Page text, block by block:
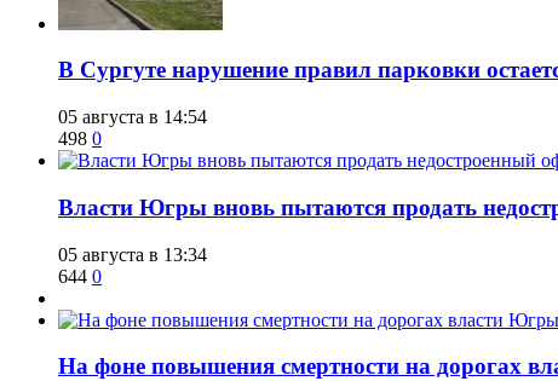
В Сургуте нарушение правил парковки
05 августа в 14:54
498 0
Власти Югры вновь пытаются продать
05 августа в 13:34
644 0
На фоне повышения смертности на дорогах